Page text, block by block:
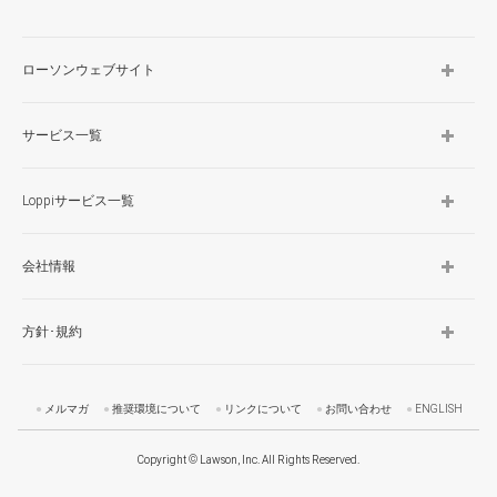
ローソンウェブサイト
サービス一覧
Loppiサービス一覧
会社情報
方針･規約
メルマガ 推奨環境について リンクについて お問い合わせ ENGLISH
Copyright © Lawson, Inc. All Rights Reserved.